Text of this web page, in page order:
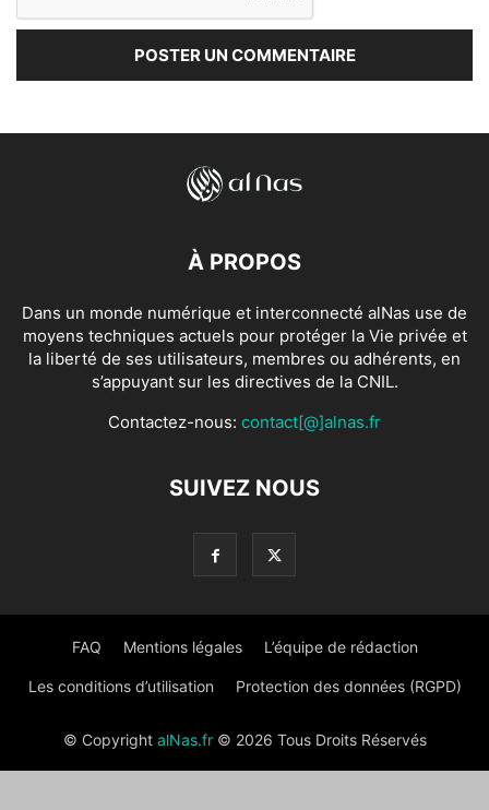
À PROPOS
Dans un monde numérique et interconnecté alNas use de
moyens techniques actuels pour protéger la Vie privée et
la liberté de ses utilisateurs, membres ou adhérents, en
s’appuyant sur les directives de la CNIL.
Contactez-nous: contact[@]alnas.fr
SUIVEZ NOUS
FAQ Mentions légales L’équipe de rédaction
Les conditions d’utilisation Protection des données (RGPD)
© Copyright alNas.fr© 2026 Tous Droits Réservés